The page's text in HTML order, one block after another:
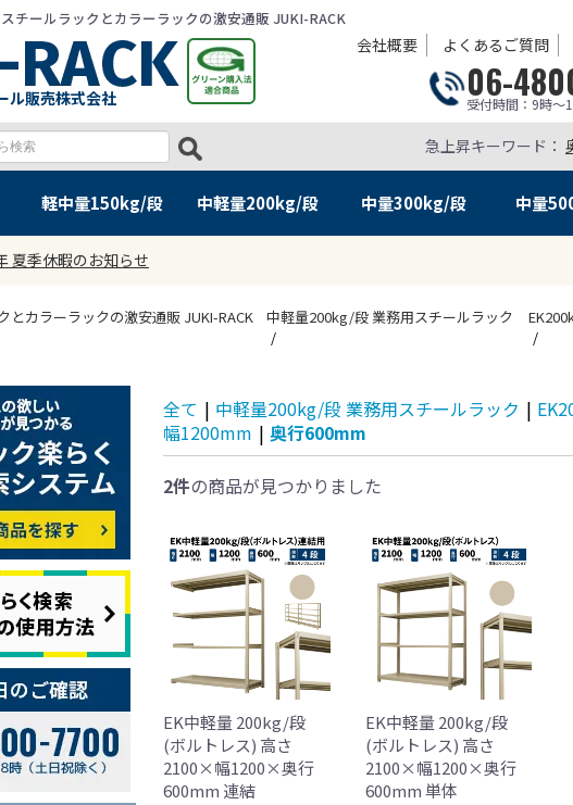
チールラックとカラーラックの激安通販 JUKI-RACK
ル販売株式会社
会社概要 よくあるご質問
06-
受付時間：9時～
急上昇キーワード：
軽中量150kg/段 中軽量200kg/段 中量300kg/段 中量
夏季休暇のお知らせ
とカラーラックの激安通販 JUKI-RACK 中軽量200kg/段 業務用スチールラック
全て | 中軽量200kg/段 業務用スチールラック |
幅1200mm | 奥行600mm
2件の商品が見つかりました
EK中軽量 200kg/段
(ボルトレス) 高さ
2100×幅1200×奥行
600mm 連結
EK中軽量 200kg/段
(ボルトレス) 高さ
2100×幅1200×奥行
600mm 単体